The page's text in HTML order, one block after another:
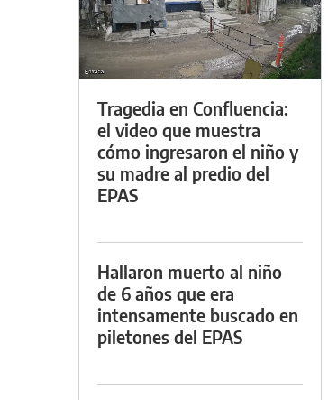
Tragedia en Confluencia:
el video que muestra
cómo ingresaron el niño y
su madre al predio del
EPAS
Hallaron muerto al niño
de 6 años que era
intensamente buscado en
piletones del EPAS